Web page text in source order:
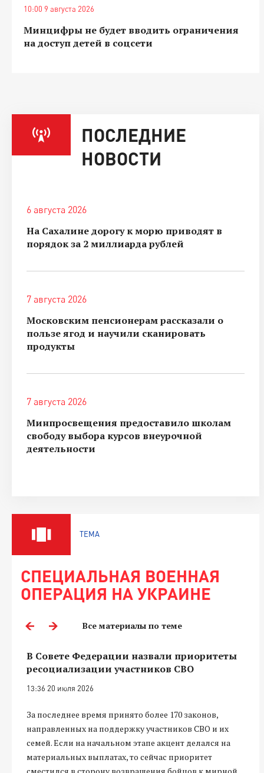
10:00 9 августа 2026
Минцифры не будет вводить ограничения
на доступ детей в соцсети
ПОСЛЕДНИЕ
НОВОСТИ
6 августа 2026
На Сахалине дорогу к морю приводят в
порядок за 2 миллиарда рублей
7 августа 2026
Московским пенсионерам рассказали о
пользе ягод и научили сканировать
продукты
7 августа 2026
Минпросвещения предоставило школам
свободу выбора курсов внеурочной
деятельности
ТЕМА
СПЕЦИАЛЬНАЯ ВОЕННАЯ
ОПЕРАЦИЯ НА УКРАИНЕ
Все материалы по теме
В Совете Федерации назвали приоритеты
ресоциализации участников СВО
13:36 20 июля 2026
За последнее время принято более 170 законов,
направленных на поддержку участников СВО и их
семей. Если на начальном этапе акцент делался на
материальных выплатах, то сейчас приоритет